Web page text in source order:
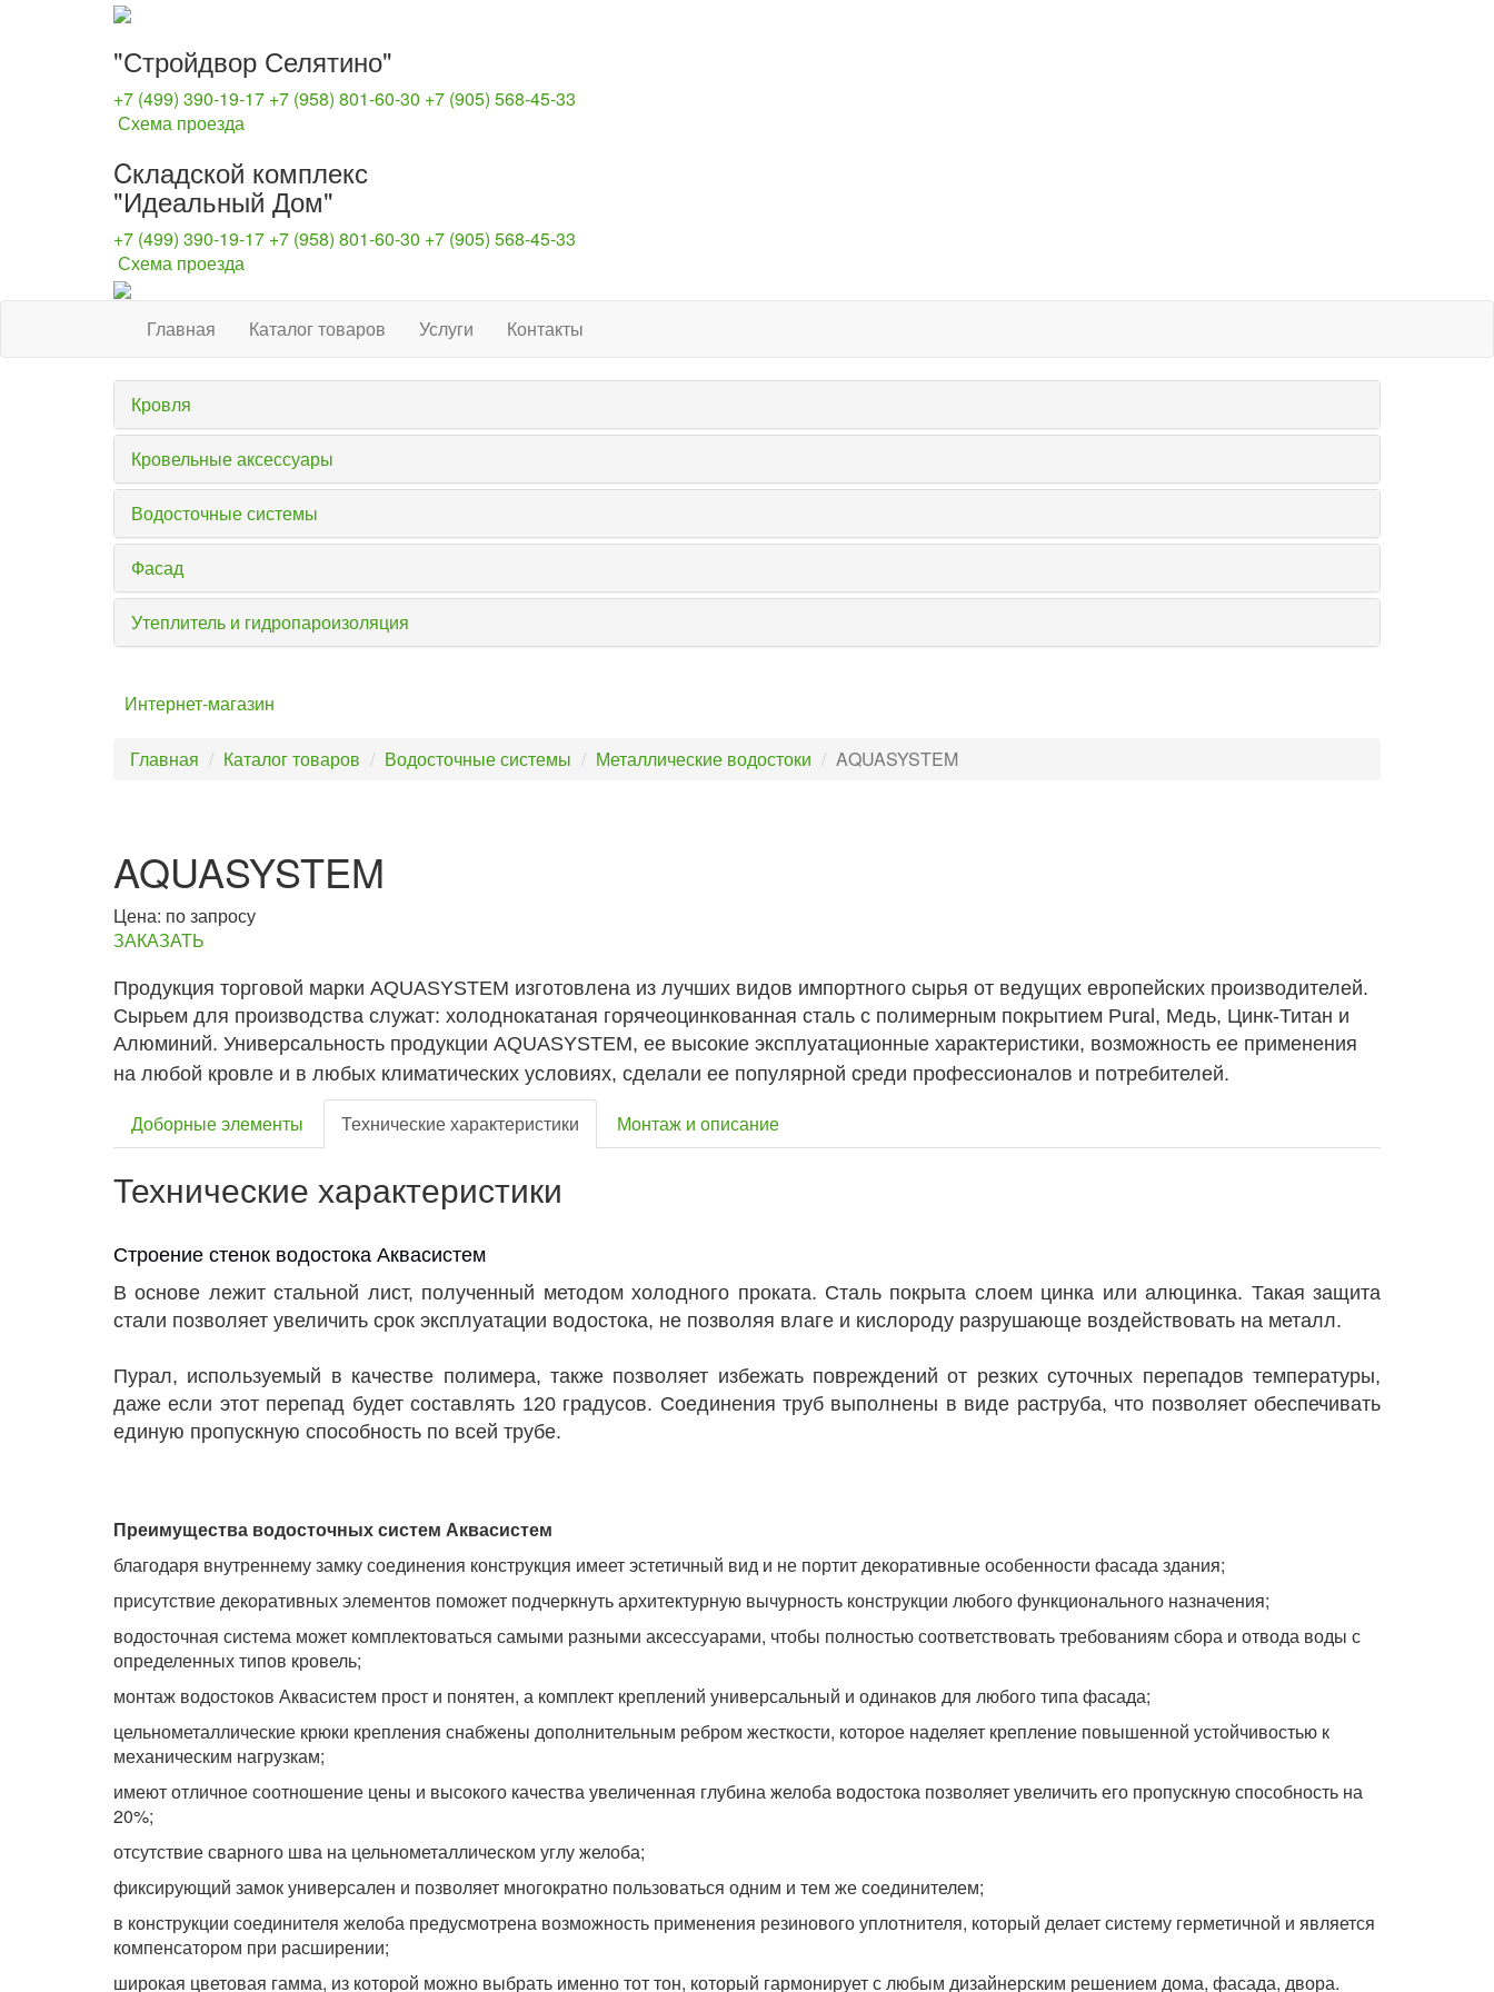
"Стройдвор Селятино"
+7 (499) 390-19-17 +7 (958) 801-60-30 +7 (905) 568-45-33
Схема проезда
Cкладской комплекс
"Идеальный Дом"
+7 (499) 390-19-17 +7 (958) 801-60-30 +7 (905) 568-45-33
Схема проезда
Главная Каталог товаров Услуги Контакты
Кровля
Кровельные аксессуары
Водосточные системы
Фасад
Утеплитель и гидропароизоляция
Интернет-магазин
Главная Каталог товаров Водосточные системы Металлические водостоки AQUASYSTEM
AQUASYSTEM
Цена: по запросу
ЗАКАЗАТЬ
Продукция торговой марки AQUASYSTEM изготовлена из лучших видов импортного сырья от ведущих европейских производителей.
Сырьем для производства служат: холоднокатаная горячеоцинкованная сталь с полимерным покрытием Pural, Медь, Цинк-Титан и
Алюминий. Универсальность продукции AQUASYSTEM, ее высокие эксплуатационные характеристики, возможность ее применения
на любой кровле и в любых климатических условиях, сделали ее популярной среди профессионалов и потребителей.
Доборные элементы Технические характеристики Монтаж и описание
Технические характеристики
Строение стенок водостока Аквасистем
В основе лежит стальной лист, полученный методом холодного проката. Сталь покрыта слоем цинка или алюцинка. Такая защита
стали позволяет увеличить срок эксплуатации водостока, не позволяя влаге и кислороду разрушающе воздействовать на металл.
Пурал, используемый в качестве полимера, также позволяет избежать повреждений от резких суточных перепадов температуры,
даже если этот перепад будет составлять 120 градусов. Соединения труб выполнены в виде раструба, что позволяет обеспечивать
единую пропускную способность по всей трубе.
Преимущества водосточных систем Аквасистем
благодаря внутреннему замку соединения конструкция имеет эстетичный вид и не портит декоративные особенности фасада здания;
присутствие декоративных элементов поможет подчеркнуть архитектурную вычурность конструкции любого функционального назначения;
водосточная система может комплектоваться самыми разными аксессуарами, чтобы полностью соответствовать требованиям сбора и отвода воды с
определенных типов кровель;
монтаж водостоков Аквасистем прост и понятен, а комплект креплений универсальный и одинаков для любого типа фасада;
цельнометаллические крюки крепления снабжены дополнительным ребром жесткости, которое наделяет крепление повышенной устойчивостью к
механическим нагрузкам;
имеют отличное соотношение цены и высокого качества увеличенная глубина желоба водостока позволяет увеличить его пропускную способность на
20%;
отсутствие сварного шва на цельнометаллическом углу желоба;
фиксирующий замок универсален и позволяет многократно пользоваться одним и тем же соединителем;
в конструкции соединителя желоба предусмотрена возможность применения резинового уплотнителя, который делает систему герметичной и является
компенсатором при расширении;
широкая цветовая гамма, из которой можно выбрать именно тот тон, который гармонирует с любым дизайнерским решением дома, фасада, двора.